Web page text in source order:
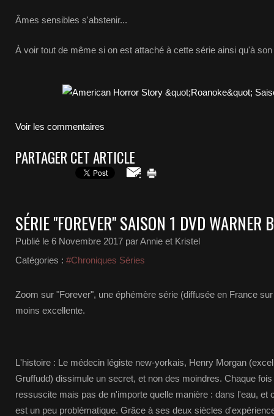
Âmes sensibles s'abstenir...
À voir tout de même si on est attaché à cette série ainsi qu'à
Voir les commentaires
PARTAGER CET ARTICLE
SÉRIE "FOREVER" SAISON 1 DVD WARNER
Publié le 6 Novembre 2017 par Annie et Kristel
Catégories : #Chroniques Séries
Zoom sur "Forever", une éphémère série (diffusée en France
moins excellente.
L'histoire : Le médecin légiste new-yorkais, Henry Morgan
Gruffudd) dissimule un secret, et non des moindres. Chaque
ressuscite mais pas de n'importe quelle manière : dans l'eau, et
est un peu problématique. Grâce à ses deux siècles